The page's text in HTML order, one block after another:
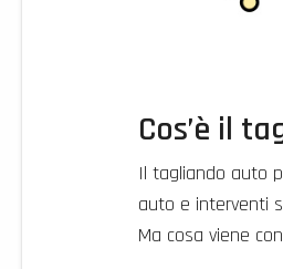
Cos’è il
Il tagliando auto
auto e interventi
Ma cosa viene